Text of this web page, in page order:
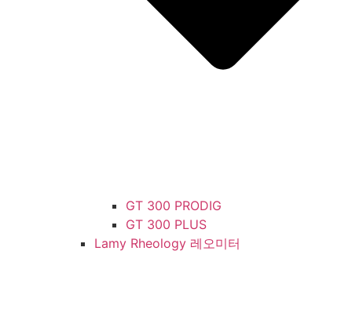
GT 300 PRODIG
GT 300 PLUS
Lamy Rheology 레오미터